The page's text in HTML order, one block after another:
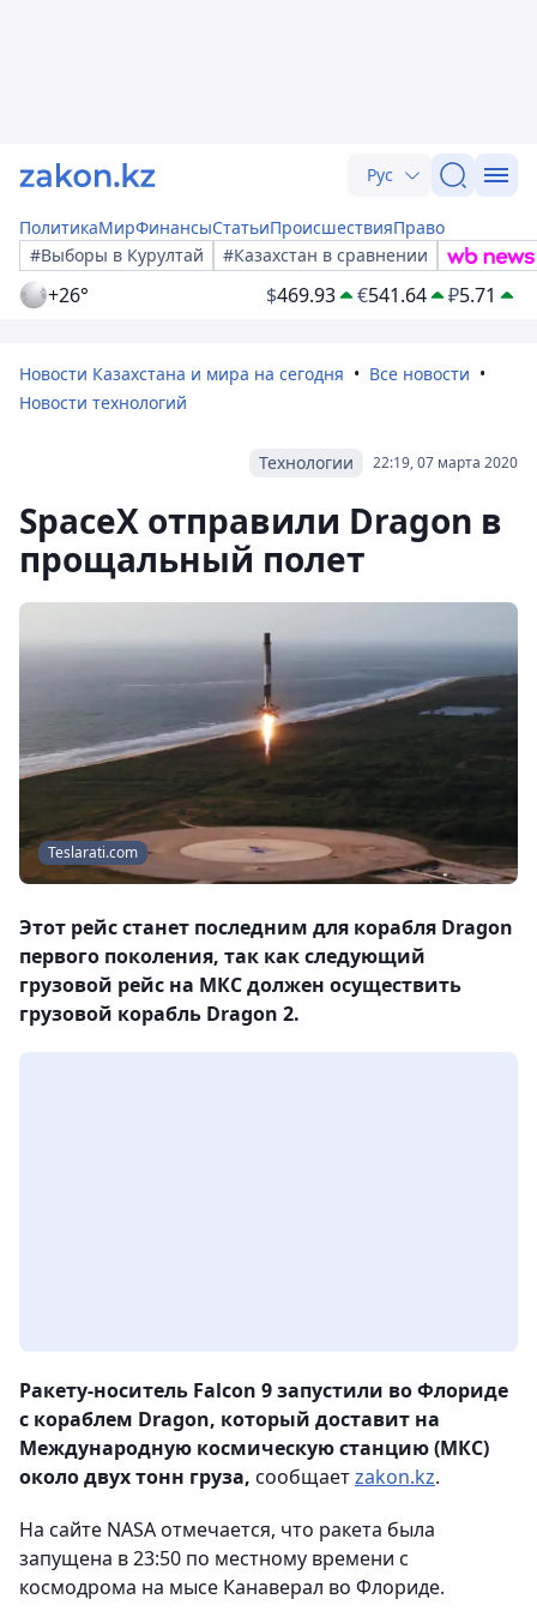
Рус
ПолитикаМирФинансыСтатьиПроисшествияПраво
#Выборы в Курултай
#Казахстан в сравнении
+26° $469.93 €541.64 ₽5.71
Новости Казахстана и мира на сегодня
Все новости
Новости технологий
22:19, 07 марта 2020
Технологии
SpaceX отправили Dragon в
прощальный полет
Teslarati.com
Этот рейс станет последним для корабля Dragon
первого поколения, так как следующий
грузовой рейс на МКС должен осуществить
грузовой корабль Dragon 2.
Ракету-носитель Falcon 9 запустили во Флориде
с кораблем Dragon, который доставит на
Международную космическую станцию (МКС)
около двух тонн груза, сообщаетzakon.kz.
На сайте NASA отмечается, что ракета была
запущена в 23:50 по местному времени с
космодрома на мысе Канаверал во Флориде.